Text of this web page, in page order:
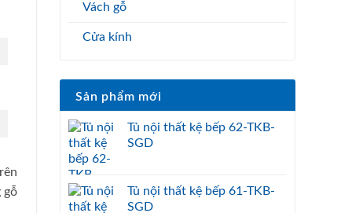
gỗ
Vách gỗ
Cửa kính
Sản phẩm mới
Tủ nội thất kệ bếp 62-TKB-
SGD
Tủ nội thất kệ bếp 61-TKB-
SGD